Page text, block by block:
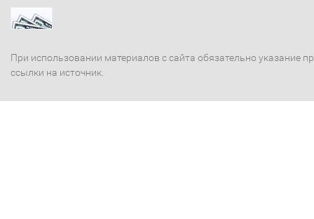
При использовании материалов с сайта обязательно указание
ссылки на источник.